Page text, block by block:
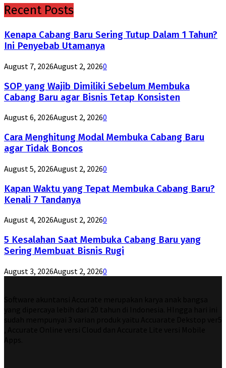
Recent Posts
Kenapa Cabang Baru Sering Tutup Dalam 1 Tahun?
Ini Penyebab Utamanya
August 7, 2026August 2, 20260
SOP yang Wajib Dimiliki Sebelum Membuka
Cabang Baru agar Bisnis Tetap Konsisten
August 6, 2026August 2, 20260
Cara Menghitung Modal Membuka Cabang Baru
agar Tidak Boncos
August 5, 2026August 2, 20260
Kapan Waktu yang Tepat Membuka Cabang Baru?
Kenali 7 Tandanya
August 4, 2026August 2, 20260
5 Kesalahan Saat Membuka Cabang Baru yang
Sering Membuat Bisnis Rugi
August 3, 2026August 2, 20260